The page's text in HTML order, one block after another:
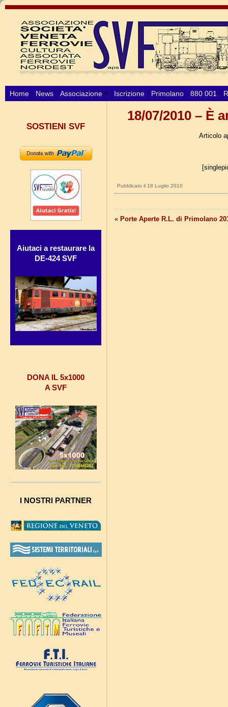
Home News Associazione Iscrizione Primolano 880 001
SOSTIENI SVF
Aiutaci a restaurare la
DE-424 SVF
DONA IL 5x1000
A SVF
I NOSTRI PARTNER
18/07/2010 – È
Articolo
Pubblicato il 18 Luglio 2010
« Porte Aperte R.L. di Primolano